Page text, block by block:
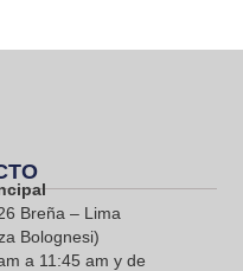
Breña – Lima
Bolognesi)
a 11:45 am y de